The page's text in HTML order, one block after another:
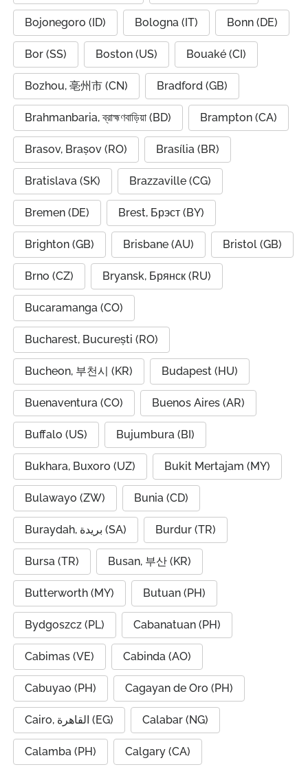
Bojonegoro (ID) Bologna (IT) Bonn (DE)
Bor (SS) Boston (US) Bouaké (CI)
Bozhou, 亳州市 (CN) Bradford (GB)
Brahmanbaria, ব্রাহ্মণবাড়িয়া (BD) Brampton (CA)
Brasov, Brașov (RO) Brasília (BR)
Bratislava (SK) Brazzaville (CG)
Bremen (DE) Brest, Брэст (BY)
Brighton (GB) Brisbane (AU) Bristol (GB)
Brno (CZ) Bryansk, Брянск (RU)
Bucaramanga (CO)
Bucharest, București (RO)
Bucheon, 부천시 (KR) Budapest (HU)
Buenaventura (CO) Buenos Aires (AR)
Buffalo (US) Bujumbura (BI)
Bukhara, Buxoro (UZ) Bukit Mertajam (MY)
Bulawayo (ZW) Bunia (CD)
Buraydah, بريدة (SA) Burdur (TR)
Bursa (TR) Busan, 부산 (KR)
Butterworth (MY) Butuan (PH)
Bydgoszcz (PL) Cabanatuan (PH)
Cabimas (VE) Cabinda (AO)
Cabuyao (PH) Cagayan de Oro (PH)
Cairo, القاهرة (EG) Calabar (NG)
Calamba (PH) Calgary (CA)